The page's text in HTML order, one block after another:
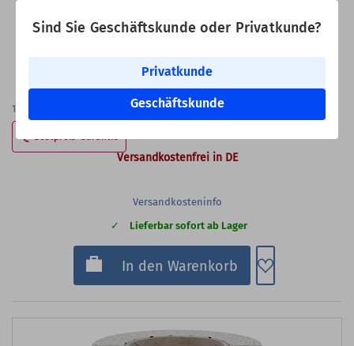
Sind Sie Geschäftskunde oder Privatkunde?
Privatkunde
Geschäftskunde
Produkthinweis:selbstlaminierend
219,00 €
16.000 je 1.000 Etiketten)
Bester Staffelpreis
Versandkostenfrei in DE
Versandkosteninfo
Lieferbar sofort ab Lager
In den Warenkorb Zum